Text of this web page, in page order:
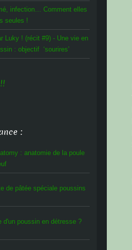
infection… Comment elles
seules !
Luky ! (récit #9) - Une vie en
: objectif ‘sourires’
:
: anatomie de la poule
de pâtée spéciale poussins
d'un poussin en détresse ?